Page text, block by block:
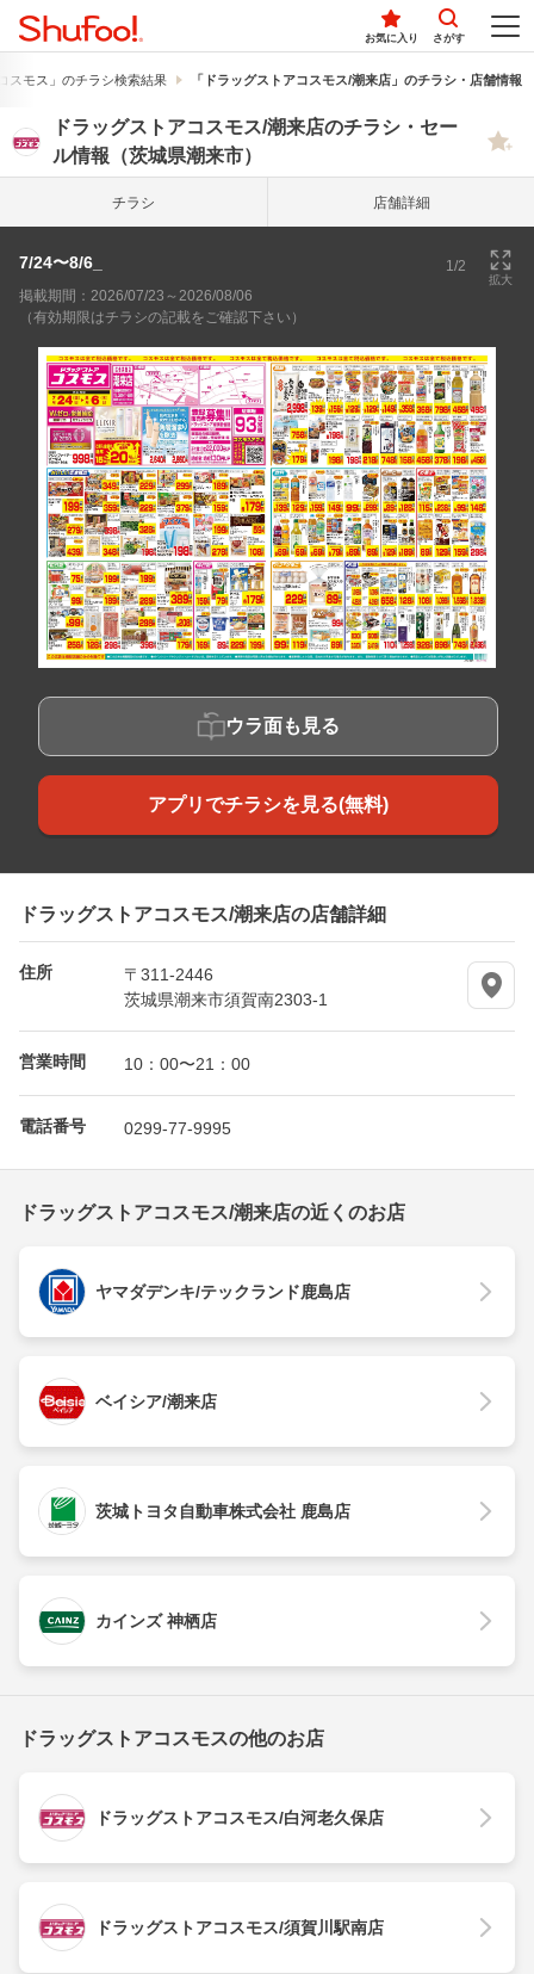
お気に入り さがす
スモス」のチラシ検索結果 「ドラッグストアコスモス/潮来店」のチラシ・店舗情報
ドラッグストアコスモス/潮来店のチラシ・セー
ル情報（茨城県潮来市）
チラシ 店舗詳細
7/24〜8/6_ 1/2
拡大
掲載期間：2026/07/23～2026/08/06
（有効期限はチラシの記載をご確認下さい）
ウラ面も見る
アプリでチラシを見る(無料)
ドラッグストアコスモス/潮来店の店舗詳細
住所
〒311-2446
茨城県潮来市須賀南2303-1
営業時間 10：00〜21：00
電話番号 0299-77-9995
ドラッグストアコスモス/潮来店の近くのお店
ヤマダデンキ/テックランド鹿島店
ベイシア/潮来店
茨城トヨタ自動車株式会社 鹿島店
カインズ 神栖店
ドラッグストアコスモスの他のお店
ドラッグストアコスモス/白河老久保店
ドラッグストアコスモス/須賀川駅南店